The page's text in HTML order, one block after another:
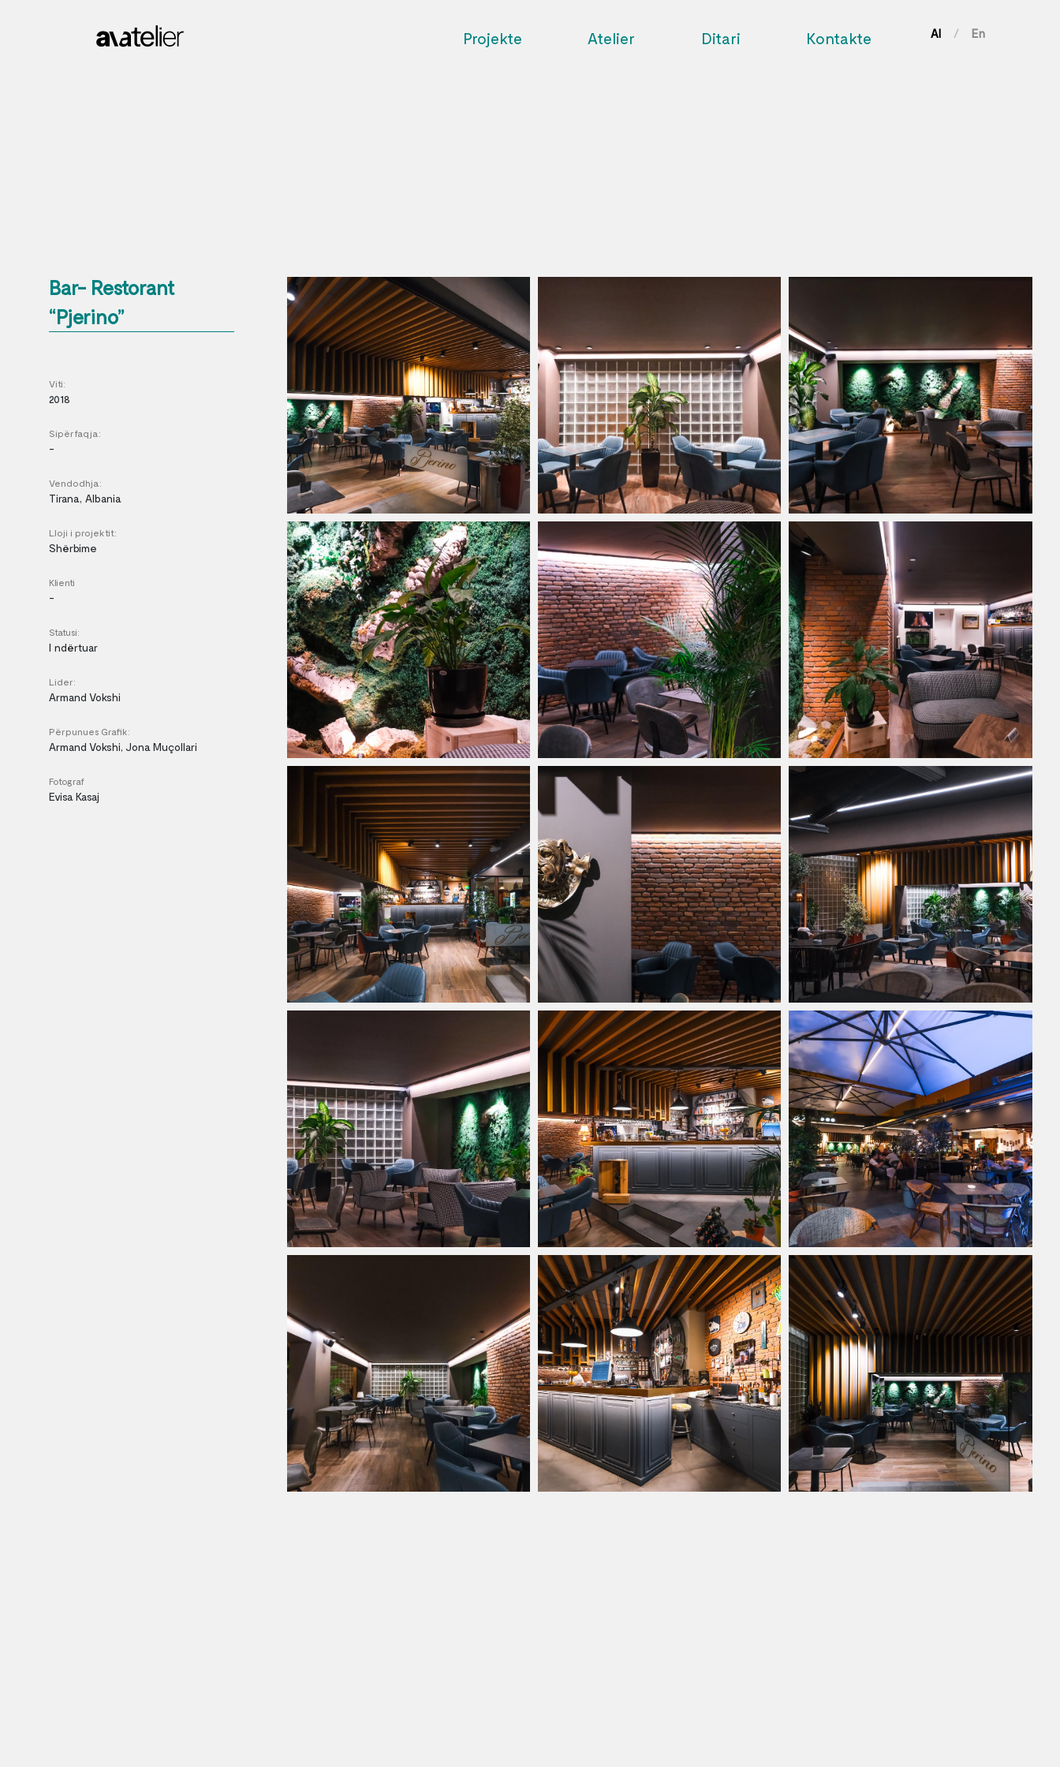
Projekte Atelier Ditari Kontakte Al / En
Bar- Restorant
“Pjerino”
Viti:
2018
Sipërfaqja:
-
Vendodhja:
Tirana, Albania
Lloji i projektit:
Shërbime
Klienti
-
Statusi:
I ndërtuar
Lider:
Armand Vokshi
Përpunues Grafik:
Armand Vokshi, Jona Muçollari
Fotograf
Evisa Kasaj